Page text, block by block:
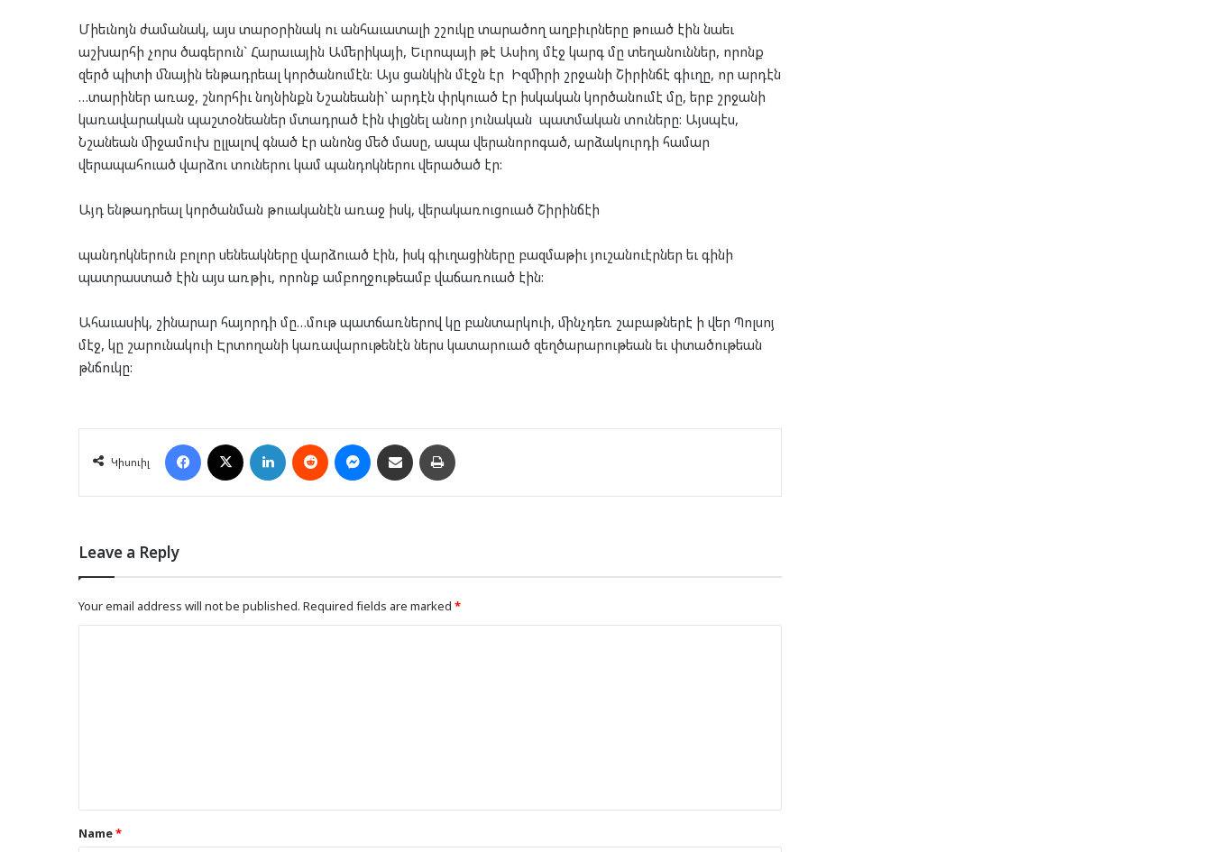
Միեւնոյն ժամանակ, այս տարօրինակ ու անհաւատալի շշուկը տարածող աղբիւրները թուած էին նաեւ
աշխարհի չորս ծագերուն` Հարաւային Ամերիկայի, Եւրոպայի թէ Ասիոյ մէջ կարգ մը տեղանուններ, որոնք
զերծ պիտի մնային ենթադրեալ կործանումէն: Այս ցանկին մէջն էր Իզմիրի շրջանի Շիրինճէ գիւղը, որ արդէն
…տարիներ առաջ, շնորհիւ նոյնինքն Նշանեանի` արդէն փրկուած էր իսկական կործանումէ մը, երբ շրջանի
կառավարական պաշտօնեաներ մտադրած էին փլցնել անոր յունական պատմական տուները: Այսպէս,
Նշանեան միջամուխ ըլլալով գնած էր անոնց մեծ մասը, ապա վերանորոգած, արձակուրդի համար
վերապահուած վարձու տուներու կամ պանդոկներու վերածած էր:
Այդ ենթադրեալ կործանման թուականէն առաջ իսկ, վերակառուցուած Շիրինճէի
պանդոկներուն բոլոր սենեակները վարձուած էին, իսկ գիւղացիները բազմաթիւ յուշանուէրներ եւ գինի
պատրաստած էին այս առթիւ, որոնք ամբողջութեամբ վաճառուած էին:
Ահաւասիկ, շինարար հայորդի մը…մութ պատճառներով կը բանտարկուի, մինչդեռ շաբաթներէ ի վեր Պոլսոյ
մէջ, կը շարունակուի Էրտողանի կառավարութենէն ներս կատարուած զեղծարարութեան եւ փտածութեան
թնճուկը:
Կիսուիլ
Facebook LinkedIn Reddit MessengerՈւղարկել նամակ
Leave a Reply
Your email address will not be published. Required fields are marked *
*Name*